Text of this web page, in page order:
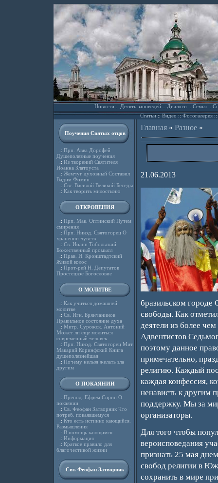
Новости::Десять заповедей::Диалоги::Семья::
Статьи::Видео ::Фотогалерея::
Поучения Святых отцов
.: Прп. Авва Дорофей
Душеполезные поучения
.: Из творений Святителя
Иоанна Златоуста
.: Жемчуг духовный Составил
Вадим Фомин
.: Свт. Василий Великий Беседы
.: Как творить милостыню
ОТКРОВЕНИЯ
.: Прп. Мак. Оптинский Путем
смирения
.: Прп. Никод. Святогорец О
хранении чувств
.: Св. Иоанн Тобольский
Божественный промысл
.: Прав. И. Кронштадтский
Живой колос
.: Прот-рей Н. Депутатов
Простецкое Богословие
О МОЛИТВЕ
.: Как учиться домашней
молитве
.: Св. Игн. Брянчанинов
Правильное состояние духа
.: Митр. Сурожск. Антоний
Может ли еще молиться
современный человек
.: Прп. Никод. Святогорец Мит.
Макарий Коринфский Книга
душеполезнейшая
.: Почему нельзя желать зла
другим
О ПОКАЯНИИ
.: Препод. Ефрем Сирин О
покаянии
.: Св. Феофан Затворник Что
потреб. покаявшемуся
.: Кто есть истинно кающийся.
Размышления
.: В помощь кающимся
.: Информация
.: Краткое правило для
благочестивой жизни
Свт. Феофан Затворник
Главная» Разное»
21.06.2013
бразильском городе
свободы. Как
деятели из более
Адвентистов
поэтому данное
примечательно,
религию. Каждый
каждая конфессия,
ненависть к другим
поддержку. Мы за
организаторы.
Для того чтобы
вероисповедания
признать 25 мая
свобод религии в
сохранить в мире